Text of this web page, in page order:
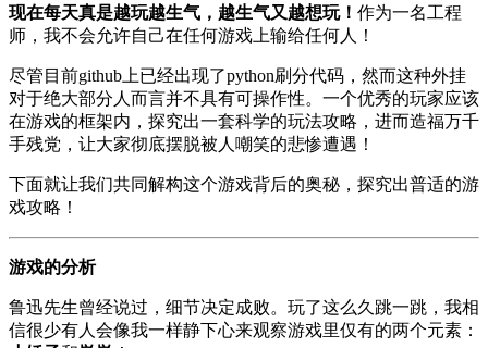
现在每天真是越玩越生气，越生气又越想玩！ 作为一名工程
师，我不会允许自己在任何游戏上输给任何人！
尽管目前github上已经出现了python刷分代码，然而这种外挂
对于绝大部分人而言并不具有可操作性。一个优秀的玩家应该
在游戏的框架内，探究出一套科学的玩法攻略，进而造福万千
手残党，让大家彻底摆脱被人嘲笑的悲惨遭遇！
下面就让我们共同解构这个游戏背后的奥秘，探究出普适的游
戏攻略！
游戏的分析
鲁迅先生曾经说过，细节决定成败。玩了这么久跳一跳，我相
信很少有人会像我一样静下心来观察游戏里仅有的两个元素：